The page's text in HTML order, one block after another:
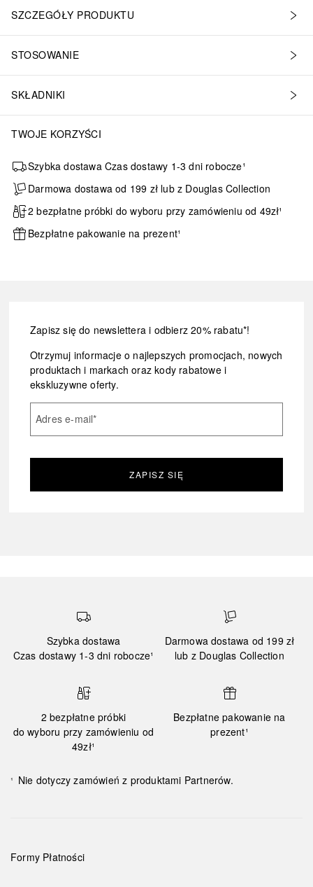
SZCZEGÓŁY PRODUKTU
STOSOWANIE
SKŁADNIKI
TWOJE KORZYŚCI
Szybka dostawa Czas dostawy 1-3 dni robocze¹
Darmowa dostawa od 199 zł lub z Douglas Collection
2 bezpłatne próbki do wyboru przy zamówieniu od 49zł¹
Bezpłatne pakowanie na prezent¹
Zapisz się do newslettera i odbierz 20% rabatu*!
Otrzymuj informacje o najlepszych promocjach, nowych
produktach i markach oraz kody rabatowe i
ekskluzywne oferty.
Adres e-mail*
ZAPISZ SIĘ
Szybka dostawa
Czas dostawy 1-3 dni robocze¹
Darmowa dostawa od 199 zł
lub z Douglas Collection
2 bezpłatne próbki
do wyboru przy zamówieniu od
49zł¹
Bezpłatne pakowanie na
prezent¹
¹ Nie dotyczy zamówień z produktami Partnerów.
Formy Płatności